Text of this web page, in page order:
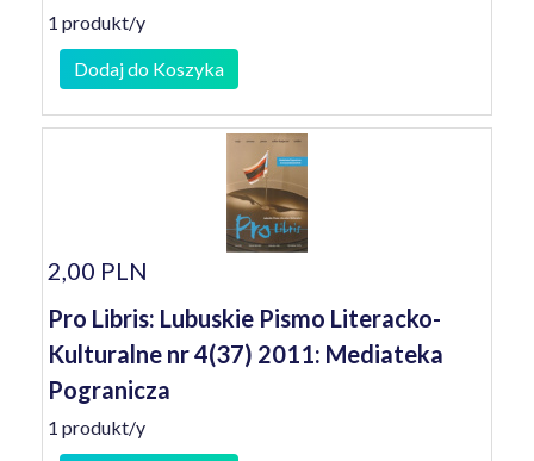
1 produkt/y
Dodaj do Koszyka
2,00 PLN
Pro Libris: Lubuskie Pismo Literacko-
Kulturalne nr 4(37) 2011: Mediateka
Pogranicza
1 produkt/y